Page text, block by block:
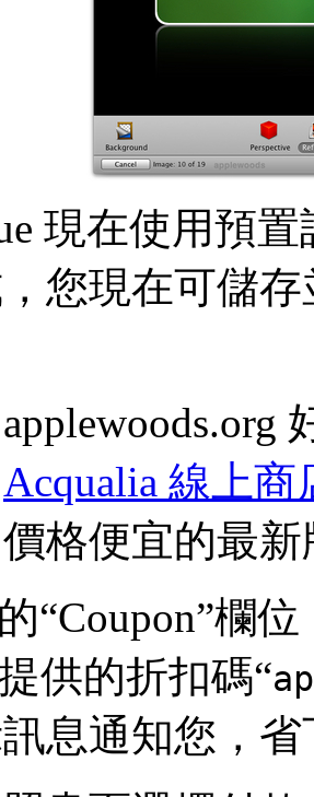
現在使用預
您現在可儲
applewoods.org
Acqualia 線上商
價格便宜的最新
的“Coupon”欄
供的折扣碼“
息通知您，